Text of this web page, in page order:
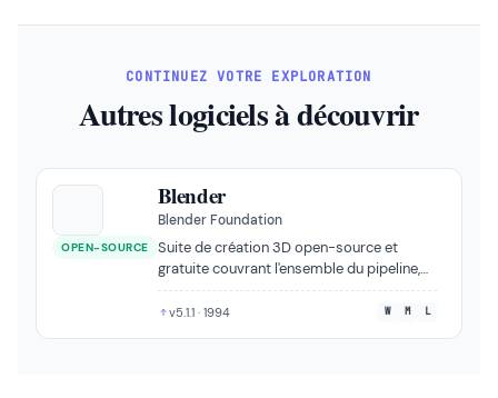
CONTINUEZ VOTRE EXPLORATION
Autres logiciels à découvrir
OPEN-SOURCE
Blender
Blender Foundation
Suite de création 3D open-source et
gratuite couvrant l'ensemble du pipeline,
de la modélisation au compositing.
v5.1.1 · 1994 W M L